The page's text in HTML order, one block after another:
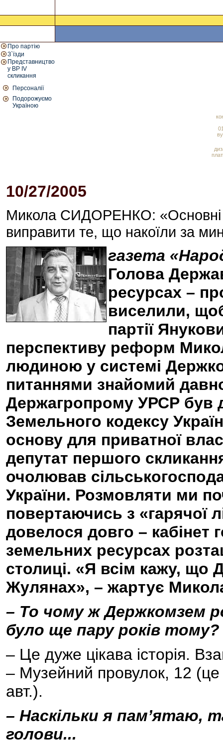
Про партію
З`їзди
Представництво
у ВР IV
скликання
Персоналії
Подорожуємо
Україною
10/27/2005
Микола СИДОРЕНКО: «Основні
виправити те, що накоїли за
газета
Голова
ресурсах –
виселили,
партії
перспективу реформ
людиною у системі
питаннями знайомий
Держагропрому УРСР був
Земельного кодексу
основу для приватної
депутат першого
очолював
України. Розмовляти ми
повертаючись з «гарячої
довелося довго – кабінет
земельних ресурсах
столиці. «Я всім кажу, що
Жулянах», – жартує
– То чому ж Держкомзем
було ще пару років тому?
– Це дуже цікава історія.
– Музейний провулок, 12 (це
авт.).
– Наскільки я пам’ятаю,
голови...